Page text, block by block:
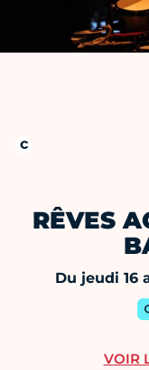
RÊVES
Du jeudi 16
VOIR